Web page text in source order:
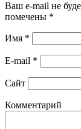
Ваш e-mail не
помечены *
Имя *
E-mail *
Сайт
Комментарий